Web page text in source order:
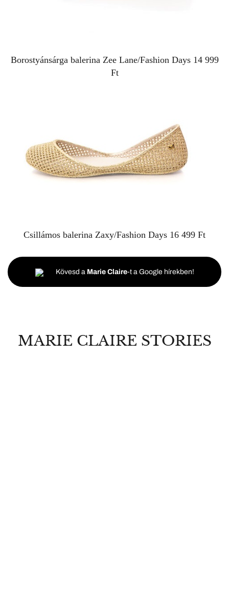
Borostyánsárga balerina Zee Lane/Fashion Days14 999
Ft
Csillámos balerina Zaxy/Fashion Days 16 499 Ft
Kövesd a Marie Claire-t a Google hírekben!
MARIE CLAIRE STORIES